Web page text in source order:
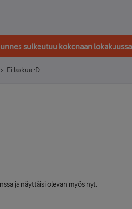
sulkeutuu kokonaan lokakuussa
Ei laskua :D
ja näyttäisi olevan myös nyt.